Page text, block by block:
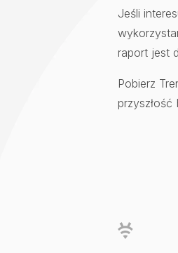
Jeśli
raport jest
Pobierz
przyszłość